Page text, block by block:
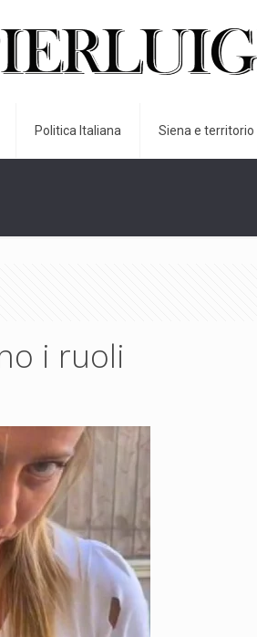
Politica Italiana Siena e territorio
i ruoli